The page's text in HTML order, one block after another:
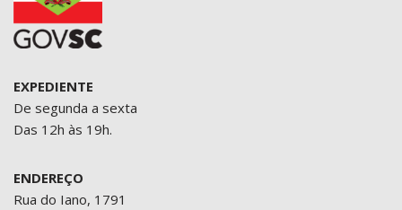
EXPEDIENTE
De segunda a sexta
Das 12h às 19h.
ENDEREÇO
Rua do Iano, 1791